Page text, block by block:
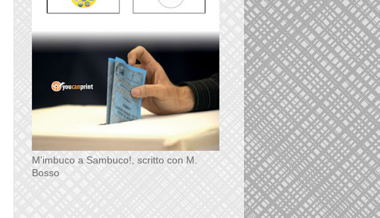
M'imbuco a Sambuco!, scritto con M.
Bosso